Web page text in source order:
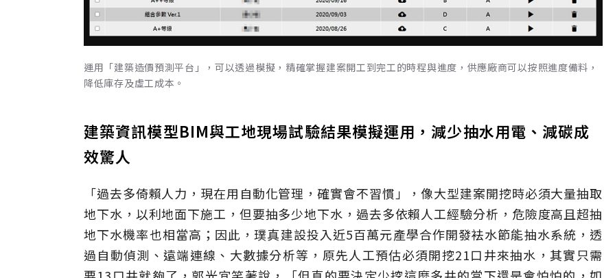
運用「建築造價預測平台」，可以透過模擬，精確掌握建案開工到完工的時程與進度，供應廠商可以按照進度備料，
降低庫存及虛工成本。
建築資訊模型BIM與工地現場試驗結果模擬運用，減少抽水用電、減碳成
效驚人
「過去多倚賴人力，現在用自動化管理，確實會不習慣」，像大型建案開挖時必須大量抽取
地下水，以利地面下施工，但要抽多少地下水，過去多依賴人工經驗分析，危險度高且超抽
地下水機率也相當高；因此，璞真建設投入近5百萬元產學合作開發袪水節能抽水系統，透
過自動偵測、遠端連線、大數據分析等，原先人工預估必須開挖21口井來抽水，其實只需